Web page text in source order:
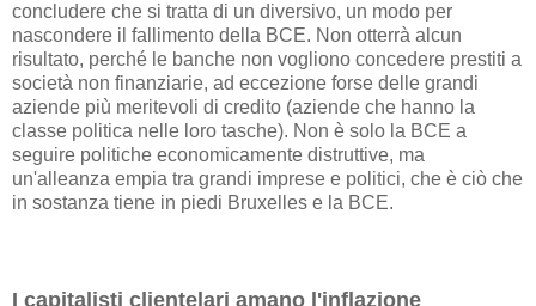
concludere che si tratta di un diversivo, un modo per
nascondere il fallimento della BCE. Non otterrà alcun
risultato, perché le banche non vogliono concedere prestiti a
società non finanziarie, ad eccezione forse delle grandi
aziende più meritevoli di credito (aziende che hanno la
classe politica nelle loro tasche). Non è solo la BCE a
seguire politiche economicamente distruttive, ma
un'alleanza empia tra grandi imprese e politici, che è ciò che
in sostanza tiene in piedi Bruxelles e la BCE.
I capitalisti clientelari amano l'inflazione